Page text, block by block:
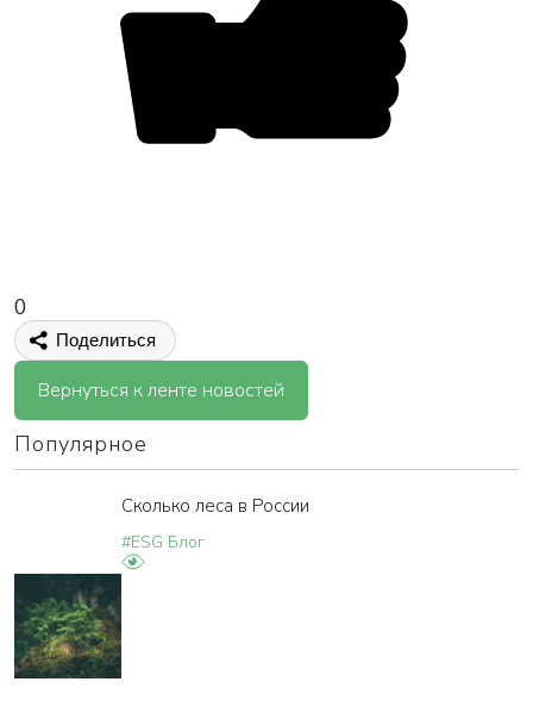
0
Поделиться
Вернуться к ленте новостей
Популярное
Сколько леса в России
#ESG Блог